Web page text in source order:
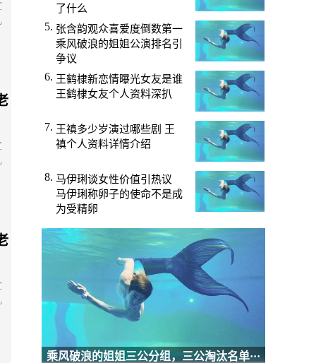
了什么
张含韵观众喜爱度倒数第一
乘风破浪的姐姐公演排名引
争议
王鹤棣新恋情曝光女友是谁
王鹤棣女友个人资料深扒
王禛多少岁演过哪些剧 王
禛个人资料详情介绍
马伊琍谈女性价值引热议
马伊琍称卵子的使命不是成
为受精卵
乘风破浪的姐姐三公分组，三公淘汰名单···